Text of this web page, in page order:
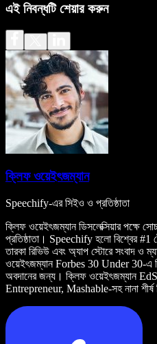
এই নিবন্ধটি শেয়ার করুন
ক্লিফ ওয়েইৎজম্যান
Speechify-এর সিইও ও প্রতিষ্ঠাতা
ক্লিফ ওয়েইৎজম্যান ডিসলেক্সিয়ার পক্ষে
প্রতিষ্ঠাতা। Speechify হলো বিশ্বের #1
তারকা রিভিউ এবং অ্যাপ স্টোরে সংবাদ ও
ওয়েইৎজম্যান Forbes 30 Under 30-এ
অবদানের জন্য। ক্লিফ ওয়েইৎজম্যান
Entrepreneur, Mashable-সহ নানা শীর্ষ